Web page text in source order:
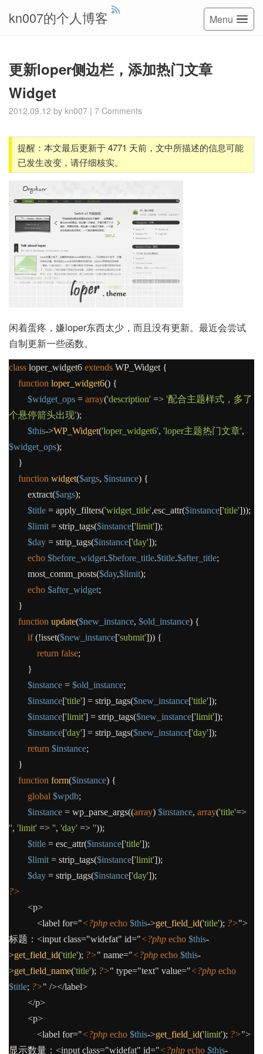
kn007的个人博客 Menu
更新loper侧边栏，添加热门文章
Widget
2012.09.12 by kn007 | 7 Comments
提醒：本文最后更新于 4771 天前，文中所描述的信息可能
已发生改变，请仔细核实。
闲着蛋疼，嫌loper东西太少，而且没有更新。最近会尝试
自制更新一些函数。
class loper_widget6 extends WP_Widget {
function loper_widget6() {
$widget_ops = array('description' => '配合主题样式，多了
个悬停箭头出现');
$this->WP_Widget('loper_widget6', 'loper主题热门文章',
$widget_ops);
}
function widget($args, $instance) {
extract($args);
$title = apply_filters('widget_title',esc_attr($instance['title']));
$limit = strip_tags($instance['limit']);
$day = strip_tags($instance['day']);
echo $before_widget.$before_title.$title.$after_title;
most_comm_posts($day,$limit);
echo $after_widget;
}
function update($new_instance, $old_instance) {
if(!isset($new_instance['submit'])) {
return false;
}
$instance = $old_instance;
$instance['title'] = strip_tags($new_instance['title']);
$instance['limit'] = strip_tags($new_instance['limit']);
$instance['day'] = strip_tags($new_instance['day']);
return $instance;
}
function form($instance) {
global $wpdb;
$instance = wp_parse_args((array) $instance, array('title'=>
'', 'limit' => '', 'day' => ''));
$title = esc_attr($instance['title']);
$limit = strip_tags($instance['limit']);
$day = strip_tags($instance['day']);
?>
<p>
<label for="<?php echo $this->get_field_id('title'); ?>">
标题：<input class="widefat" id="<?php echo $this-
>get_field_id('title'); ?>" name="<?php echo $this-
>get_field_name('title'); ?>" type="text" value="<?php echo
$title; ?>" /></label>
</p>
<p>
<label for="<?php echo $this->get_field_id('limit'); ?>">
显示数量：<input class="widefat" id="<?php echo $this-